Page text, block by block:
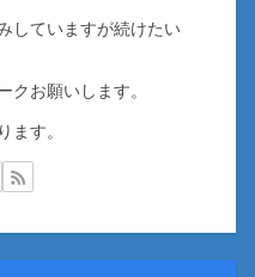
していますが続けたい
クお願いします。
ます。